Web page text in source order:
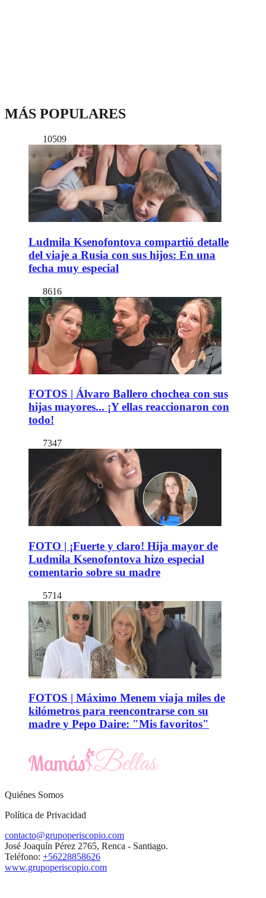
MÁS POPULARES
10509
Ludmila Ksenofontova compartió detalle
del viaje a Rusia con sus hijos: En una
fecha muy especial
8616
FOTOS | Álvaro Ballero chochea con sus
hijas mayores... ¡Y ellas reaccionaron con
todo!
7347
FOTO | ¡Fuerte y claro! Hija mayor de
Ludmila Ksenofontova hizo especial
comentario sobre su madre
5714
FOTOS | Máximo Menem viaja miles de
kilómetros para reencontrarse con su
madre y Pepo Daire: "Mis favoritos"
Quiénes Somos
Política de Privacidad
contacto@grupoperiscopio.com
José Joaquín Pérez 2765, Renca - Santiago.
Teléfono: +56228858626
www.grupoperiscopio.com